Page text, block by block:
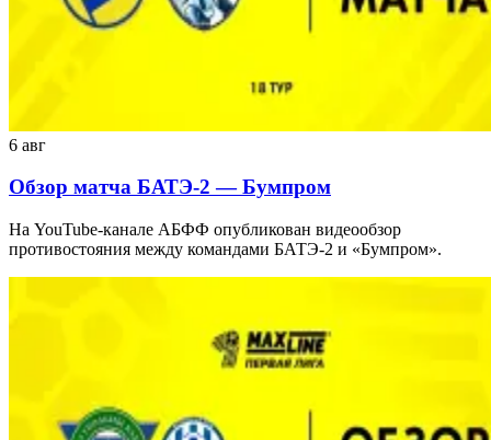
6 авг
Обзор матча БАТЭ-2 — Бумпром
На YouTube-канале АБФФ опубликован видеообзор
противостояния между командами БАТЭ-2 и «Бумпром».